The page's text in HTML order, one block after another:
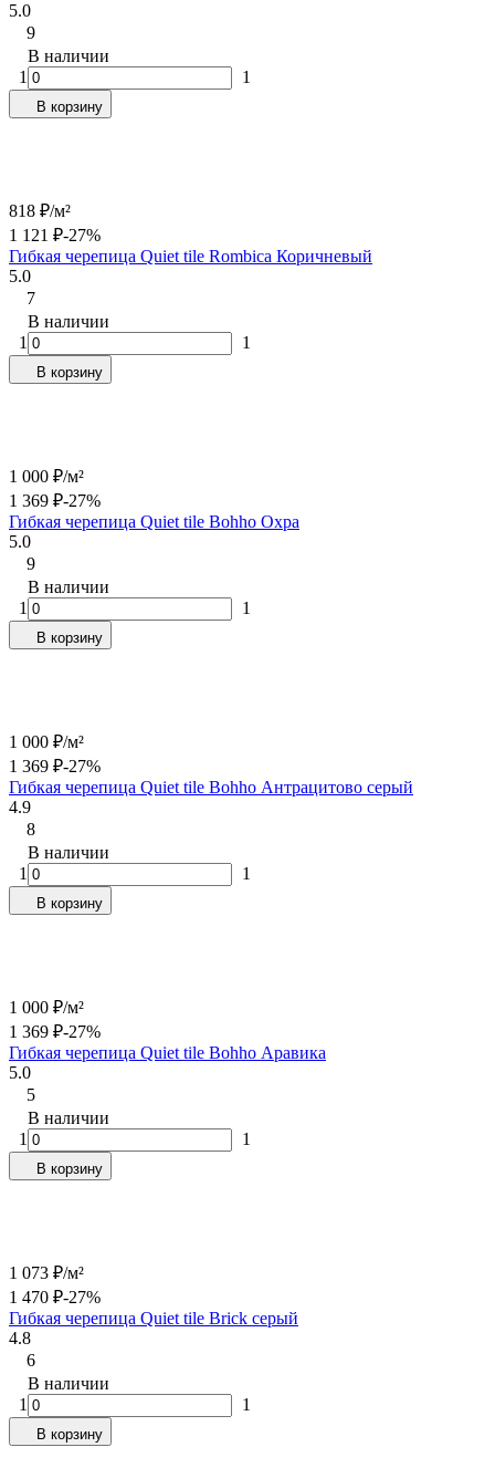
5.0
9
В наличии
1
1
В корзину
818 ₽/м²
1 121 ₽-27%
Гибкая черепица Quiet tile Rombica Коричневый
5.0
7
В наличии
1
1
В корзину
1 000 ₽/м²
1 369 ₽-27%
Гибкая черепица Quiet tile Bohho Охра
5.0
9
В наличии
1
1
В корзину
1 000 ₽/м²
1 369 ₽-27%
Гибкая черепица Quiet tile Bohho Антрацитово серый
4.9
8
В наличии
1
1
В корзину
1 000 ₽/м²
1 369 ₽-27%
Гибкая черепица Quiet tile Bohho Аравика
5.0
5
В наличии
1
1
В корзину
1 073 ₽/м²
1 470 ₽-27%
Гибкая черепица Quiet tile Brick серый
4.8
6
В наличии
1
1
В корзину